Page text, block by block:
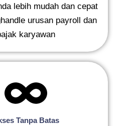
lebih mudah dan cepat
urusan payroll dan
karyawan
Tanpa Batas